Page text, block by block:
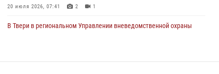
20 июля 2026, 07:41 2 1
В Твери в региональном Управлении вневедомственной охраны